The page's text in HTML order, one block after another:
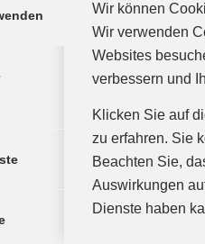
Wir können
Wir verwenden
Websites
verbessern und
Klicken Sie auf
zu erfahren. Sie
Beachten Sie,
Auswirkungen
Dienste haben
wurde diesmal gelobt
Luft. Die Jungs wollten
so vorhanden wie es
TSV Mindelheim die
sich die Mannschaft
man sich mit einer 31:23